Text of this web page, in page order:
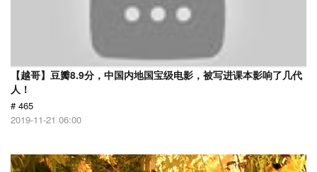
【越哥】豆瓣8.9分，中国内地国宝级电影，被写进课本影响了几代
人！
# 465
2019-11-21 06:00